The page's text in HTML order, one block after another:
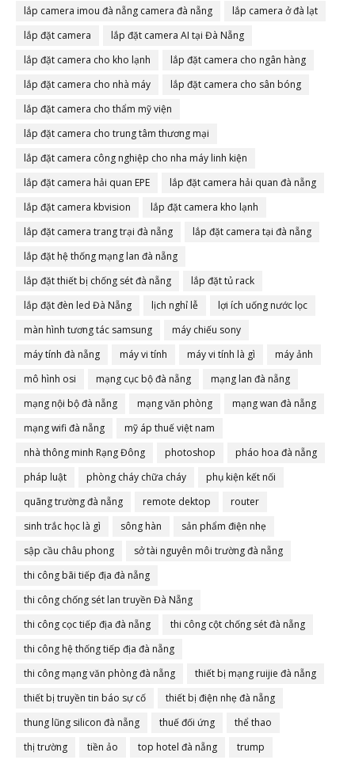
lắp camera imou đà nẵng camera đà nẵng
lắp camera ở đà lạt
lắp đặt camera
lắp đặt camera AI tại Đà Nẵng
lắp đặt camera cho kho lạnh
lắp đặt camera cho ngân hàng
lắp đặt camera cho nhà máy
lắp đặt camera cho sân bóng
lắp đặt camera cho thẩm mỹ viện
lắp đặt camera cho trung tâm thương mại
lắp đặt camera công nghiệp cho nha máy linh kiện
lắp đặt camera hải quan EPE
lắp đặt camera hải quan đà nẵng
lắp đặt camera kbvision
lắp đặt camera kho lạnh
lắp đặt camera trang trại đà nẵng
lắp đặt camera tại đà nẵng
lắp đặt hệ thống mạng lan đà nẵng
lắp đặt thiết bị chống sét đà nẵng
lắp đặt tủ rack
lắp đặt đèn led Đà Nẵng
lịch nghỉ lễ
lợi ích uống nước lọc
màn hình tương tác samsung
máy chiếu sony
máy tính đà nẵng
máy vi tính máy vi tính là gì
máy ảnh
mô hình osi
mạng cục bộ đà nẵng
mạng lan đà nẵng
mạng nội bộ đà nẵng
mạng văn phòng
mạng wan đà nẵng
mạng wifi đà nẵng
mỹ áp thuế việt nam
nhà thông minh Rạng Đông
photoshop
pháo hoa đà nẵng
pháp luật
phòng cháy chữa cháy
phụ kiện kết nối
quãng trường đà nẵng
remote dektop
router
sinh trắc học là gì
sông hàn
sản phẩm điện nhẹ
sập cầu châu phong
sở tài nguyên môi trường đà nẵng
thi công bãi tiếp địa đà nẵng
thi công chống sét lan truyền Đà Nẵng
thi công cọc tiếp địa đà nẵng
thi công cột chống sét đà nẵng
thi công hệ thống tiếp địa đà nẵng
thi công mạng văn phòng đà nẵng
thiết bị mạng ruijie đà nẵng
thiết bị truyền tin báo sự cố
thiết bị điện nhẹ đà nẵng
thung lũng silicon đà nẵng
thuế đối ứng
thể thao
thị trường
tiền ảo top hotel đà nẵng
trump